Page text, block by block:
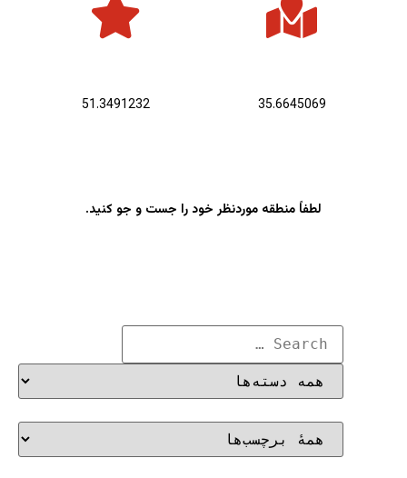
35.6645069
51.3491232
لطفاً منطقه موردنظر خود را جست و جو کنید.